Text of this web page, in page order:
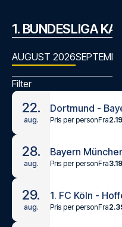
1. BUNDESLIGA
AUGUST 2026
Filter
22.
aug. Pris per personFra
28.
aug.
Bayern
Pris per personFra
29.
aug.
1. FC Köln -
Pris per personFra